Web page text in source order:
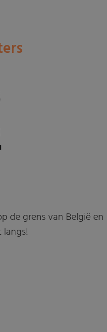
de grens van België en